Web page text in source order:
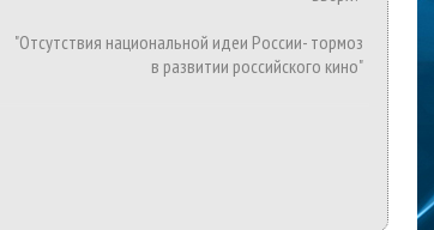
"Отсутствия национальной идеи России- тормоз
в развитии российского кино"